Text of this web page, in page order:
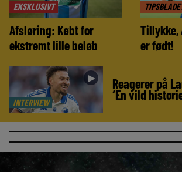
EKSKLUSIVT
Afsløring: Købt for
ekstremt lille beløb
Tillykke,
er født!
INTERVIEW
► Reagerer på
‘En vild